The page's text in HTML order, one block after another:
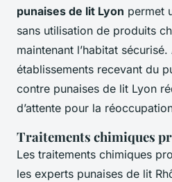
punaises de lit Lyon permet
sans utilisation de produits
maintenant l’habitat
établissements recevant du
contre punaises de lit Lyon
d’attente pour la
Traitements chimiques
Les traitements chimiques
les experts punaises de lit